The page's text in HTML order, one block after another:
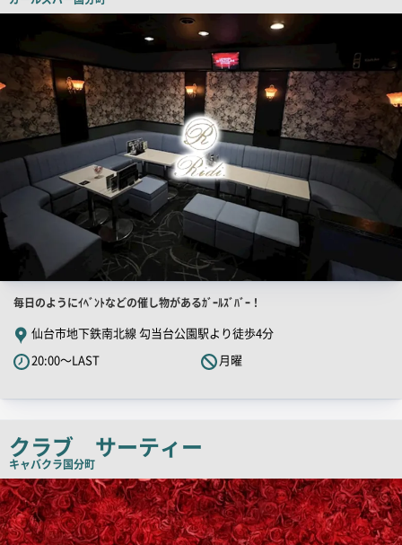
店
画
店
舗
PR
キ
コ
ピ
ー
毎日のようにｲﾍﾞﾝﾄなどの催し物があるｶﾞｰﾙｽﾞﾊﾞｰ！
仙台市地下鉄南北線 勾当台公園駅より徒歩4分
20:00～LAST
月曜
クラブ サーティー
キャバクラ国分町
店
舗
PR
画
像